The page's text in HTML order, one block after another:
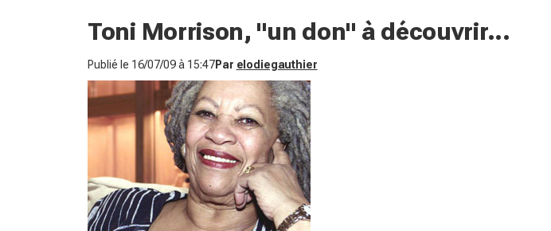
Toni Morrison, "un don" à découvrir...
Publié le 16/07/09 à 15:47Par elodiegauthier